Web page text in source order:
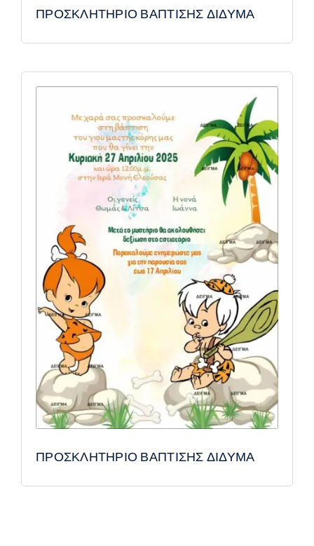
ΠΡΟΣΚΛΗΤΗΡΙΟ ΒΑΠΤΙΣΗΣ ΔΙΔΥΜΑ
ΠΡΟΣΚΛΗΤΗΡΙΟ ΒΑΠΤΙΣΗΣ ΔΙΔΥΜΑ